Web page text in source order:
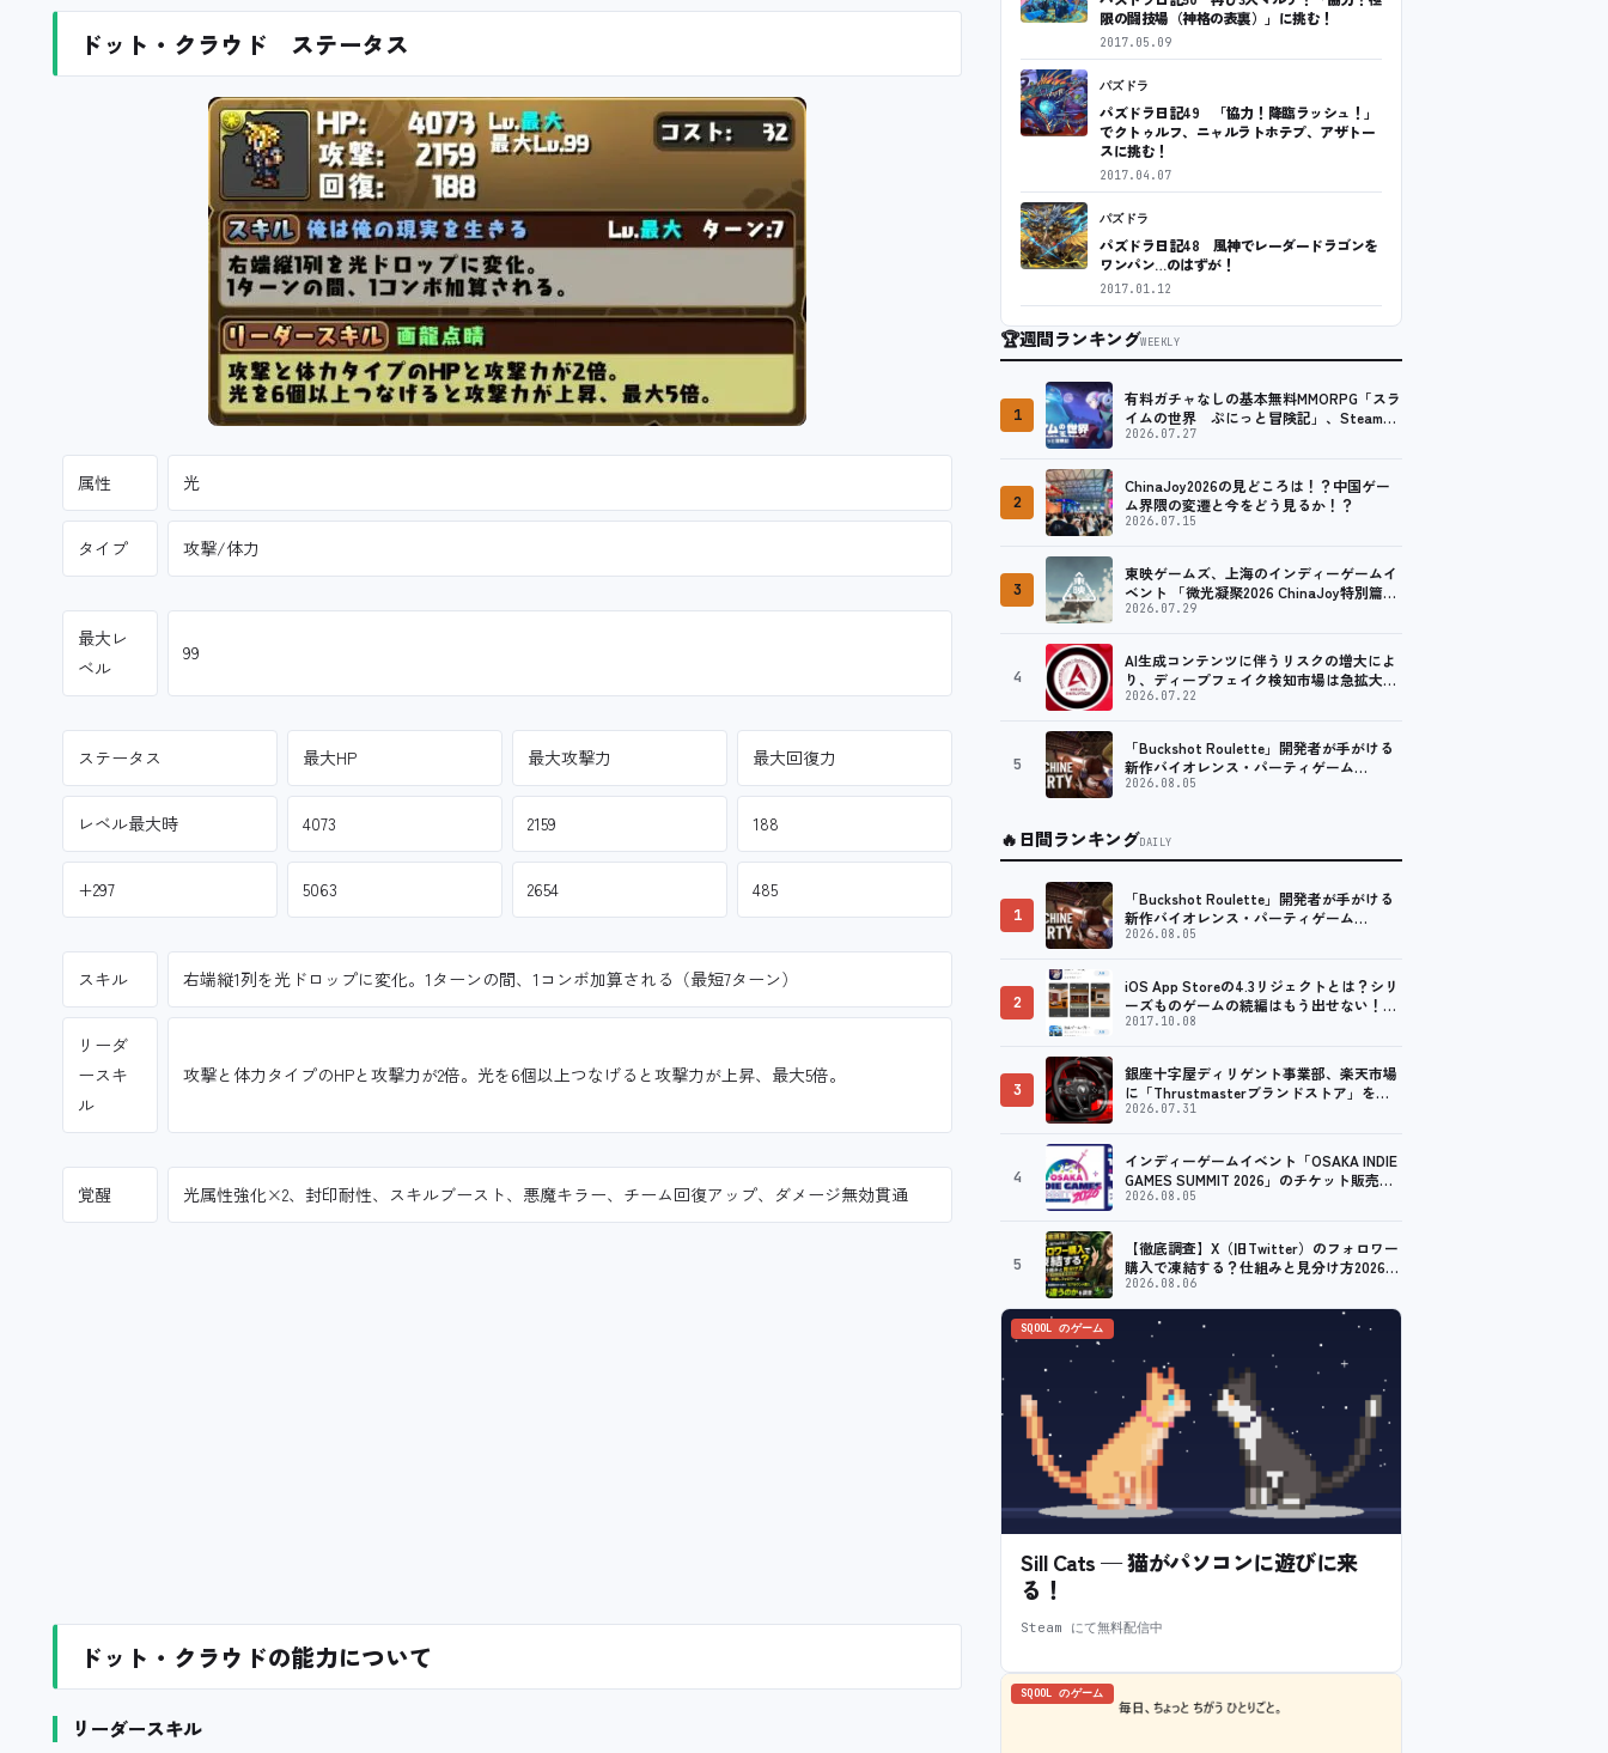
ドット・クラウド ステータス
属性 光
タイプ 攻撃/体力
最大レ
ベル
99
ステータス 最大HP 最大攻撃力 最大回復力
レベル最大時 4073 2159 188
+297 5063 2654 485
スキル 右端縦1列を光ドロップに変化。1ターンの間、1コンボ加算される（最短7ターン）
リーダ
ースキ
ル
攻撃と体力タイプのHPと攻撃力が2倍。光を6個以上つなげると攻撃力が上昇、最大5倍。
覚醒 光属性強化×2、封印耐性、スキルブースト、悪魔キラー、チーム回復アップ、ダメージ無効貫通
ドット・クラウドの能力について
リーダースキル
限の闘技場（神格の表裏）」に挑む！
2017.05.09
パズドラ
パズドラ日記49 「協力！降臨ラッシュ！」
でクトゥルフ、ニャルラトホテプ、アザトー
スに挑む！
2017.04.07
パズドラ
パズドラ日記48 風神でレーダードラゴンを
ワンパン…のはずが！
2017.01.12
🏆週間ランキングWEEKLY
1
有料ガチャなしの基本無料MMORPG「スラ
イムの世界 ぷにっと冒険記」、Steam向
けの無料体験版が8月末に配信決定
2026.07.27
2
ChinaJoy2026の見どころは！？中国ゲー
ム界隈の変遷と今をどう見るか！？
2026.07.15
3
東映ゲームズ、上海のインディーゲームイ
ベント 「微光凝聚2026 ChinaJoy特別篇」
に登壇！
2026.07.29
4
AI生成コンテンツに伴うリスクの増大によ
り、ディープフェイク検知市場は急拡大
し、2035年には90億米ドルに達する見通し
2026.07.22
5
「Buckshot Roulette」開発者が手がける
新作バイオレンス・パーティゲーム
「Machine Party」がSteam向けに配信開
2026.08.05
🔥日間ランキングDAILY
1
「Buckshot Roulette」開発者が手がける
新作バイオレンス・パーティゲーム
「Machine Party」がSteam向けに配信開
2026.08.05
2
iOS App Storeの4.3リジェクトとは？シリ
ーズものゲームの続編はもう出せない！？
脱出ゲームで相次ぐリジェクト
2017.10.08
3
銀座十字屋ディリゲント事業部、楽天市場
に「Thrustmasterブランドストア」をオ
ープン。記念キャンペーンでポイントアッ
2026.07.31
4
インディーゲームイベント「OSAKA INDIE
GAMES SUMMIT 2026」のチケット販売が
スタート。出展コンテンツ情報も公開
2026.08.05
5
【徹底調査】X（旧Twitter）のフォロワー
購入で凍結する？仕組みと見分け方2026年
最新事情｜水増しフォロワーと、実運用さ
れてきた「Xアカウント購入」は何が違う
のかを調査
2026.08.06
SQOOL のゲーム
Sill Cats — 猫がパソコンに遊びに来
る！
Steam にて無料配信中
SQOOL のゲーム